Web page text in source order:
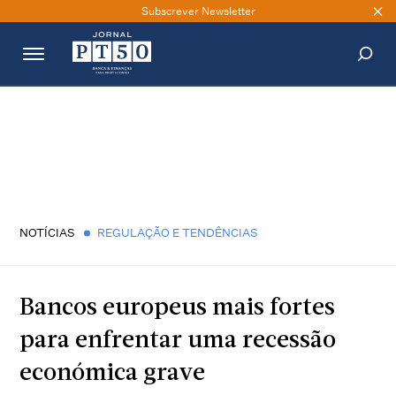
Subscrever Newsletter
NOTÍCIAS REGULAÇÃO E TENDÊNCIAS
Bancos europeus mais fortes
para enfrentar uma recessão
económica grave